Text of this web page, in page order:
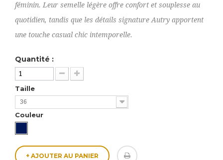
féminin. Leur semelle légère offre confort et souplesse au
quotidien, tandis que les détails signature Autry apportent
une touche casual chic intemporelle.
Quantité :
Taille
36
Couleur
+ AJOUTER AU PANIER